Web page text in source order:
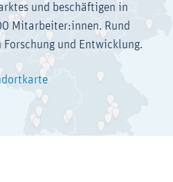
und beschäftigen in
Mitarbeiter:innen. Rund
und Entwicklung.